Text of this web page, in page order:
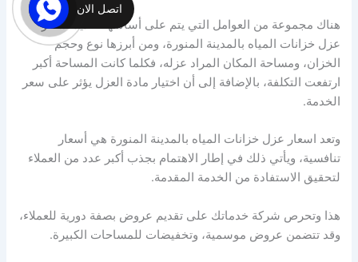
هناك مجموعة من العوامل التي يتم على أساسها تحديد اسعار
عزل خزانات المياه بالمدينة المنورة، ومن أبرزها نوع وحجم
الخزان، ومساحة المكان المراد عزله، فكلما كانت المساحة أكبر
ارتفعت التكلفة، بالإضافة إلى أن اختيار مادة العزل يؤثر على سعر
الخدمة.
وتعد اسعار عزل خزانات المياه بالمدينة المنورة هي أسعار
تنافسية، ويأتي ذلك في إطار الاهتمام بجذب أكبر عدد من العملاء
لتحقيق الاستفادة من الخدمة المقدمة.
هذا وتحرص شركة خدماتك على تقديم عروض بصفة دورية للعملاء،
وقد تتضمن عروض موسمية، وتخفيضات للمساحات الكبيرة.
اتصل الان